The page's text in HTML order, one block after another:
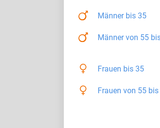
Männerbis 35
Männervon 55
Frauen bis 35
Frauen von 55